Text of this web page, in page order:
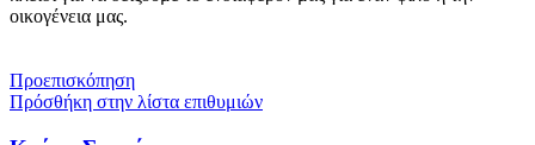
οικογένεια μας.
Προεπισκόπηση
Πρόσθήκη στην λίστα επιθυμιών